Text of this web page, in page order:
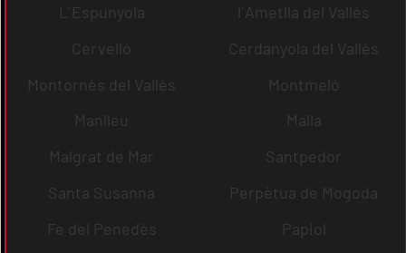
L´Espunyola
l´Ametlla del Vallès
Cervelló
Cerdanyola del Vallès
Montornès del Vallès
Montmeló
Manlleu
Malla
Malgrat de Mar
Santpedor
Santa Susanna
Perpètua de Mogoda
Fe del Penedès
Papiol